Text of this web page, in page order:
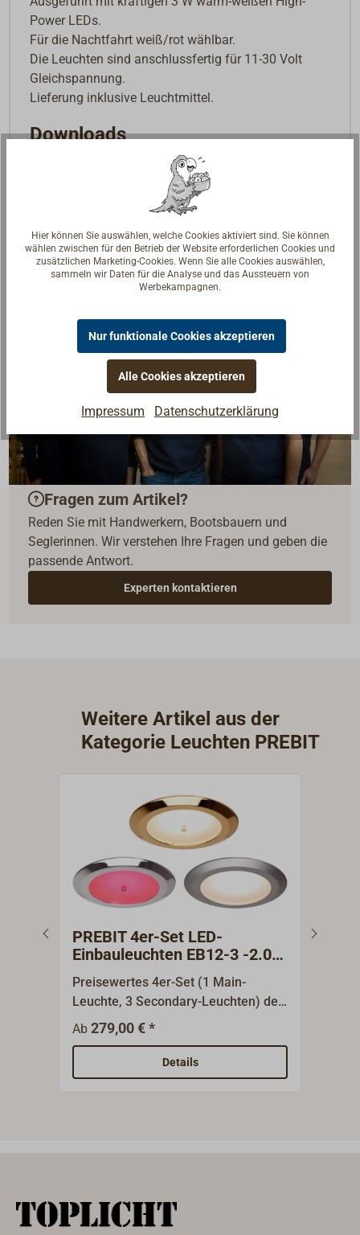
Power LEDs.
Für die Nachtfahrt weiß/rot wählbar.
Die Leuchten sind anschlussfertig für 11-30 Volt
Gleichspannung.
Lieferung inklusive Leuchtmittel.
Downloads
Fragen zum Artikel?
Reden Sie mit Handwerkern, Bootsbauern und
Seglerinnen. Wir verstehen Ihre Fragen und geben die
passende Antwort.
Experten kontaktieren
Weitere Artikel aus der
Kategorie Leuchten PREBIT
PREBIT 4er-Set LED-
Einbauleuchten EB12-3 -2.0
Main/Secondary
Preisewertes 4er-Set (1 Main-
Leuchte, 3 Secondary-Leuchten) der
eleganten, schlichten LED Einbau-
Deckenleuchten EB12-3 mit der
weiterentwickelten Version EB12-3-
V2.0. Die Einbauleuchten bieten
erforderlich) schalten und dimmen.
Ab279,00 € *
Details
Hier können Sie auswählen, welche Cookies aktiviert sind. Sie können
wählen zwischen für den Betrieb der Website erforderlichen Cookies und
zusätzlichen Marketing-Cookies. Wenn Sie alle Cookies auswählen,
sammeln wir Daten für die Analyse und das Aussteuern von
Werbekampagnen.
Nur funktionale Cookies akzeptieren
Alle Cookies akzeptieren
Impressum Datenschutzerklärung